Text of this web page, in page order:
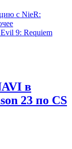
с NieR:
9: Requiem
в
23 по CS